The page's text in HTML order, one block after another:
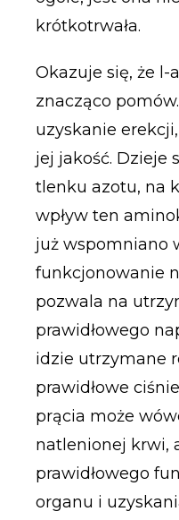
krótkotrwała.
Okazuje się, że
znacząco
uzyskanie
jej jakość. Dzieje
tlenku azotu, na
wpływ ten
już wspomniano
funkcjonowanie
pozwala na
prawidłowego
idzie utrzymane
prawidłowe
prącia może
natlenionej krwi,
prawidłowego
organu i